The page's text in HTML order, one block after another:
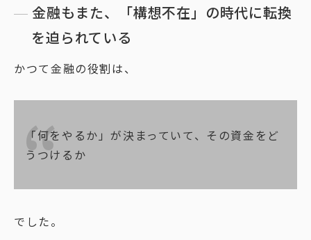
金融もまた、「構想不在」の時代に転換
を迫られている
かつて金融の役割は、
「何をやるか」が決まっていて、その資金をど
うつけるか
でした。